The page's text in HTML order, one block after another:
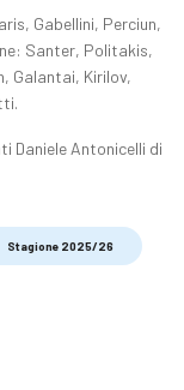
Gabellini, Perciun,
Santer, Politakis,
Galantai, Kirilov,
Daniele Antonicelli di
Stagione 2025/26